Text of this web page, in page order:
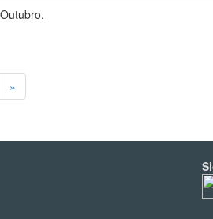
»